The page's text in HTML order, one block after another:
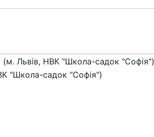
Львів, НВК "Школа-садок "Софія")
"Школа-садок "Софія")